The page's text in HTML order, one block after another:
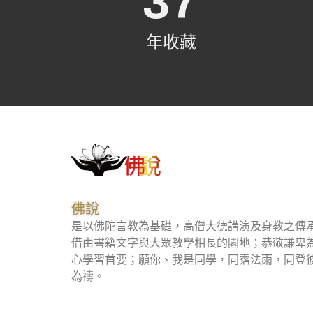
年收藏
佛說
是以佛陀言教為基礎，高僧大德講演及身教之傳
借由書籍文字與大眾教學相長的園地；恭敬謙卑
心學習首要；願你、我是同學，同霑法雨，同登
為禱。